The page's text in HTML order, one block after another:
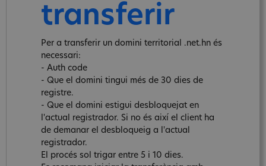
transferir
Per a transferir un domini territorial .net.hn és
necessari:
- Auth code
- Que el domini tingui més de 30 dies de
registre.
- Que el domini estigui desbloquejat en
l'actual registrador. Si no és així el client ha
de demanar el desbloqueig a l'actual
registrador.
El procés sol trigar entre 5 i 10 dies.